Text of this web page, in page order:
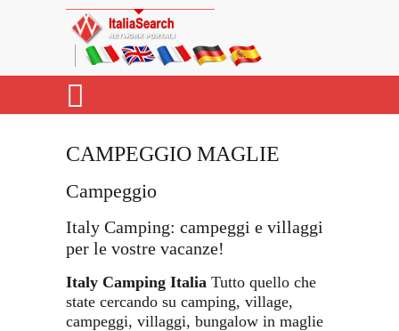
CAMPEGGIO MAGLIE
Campeggio
Italy Camping: campeggi e villaggi
per le vostre vacanze!
Italy Camping Italia Tutto quello che
state cercando su camping, village,
campeggi, villaggi, bungalow in maglie